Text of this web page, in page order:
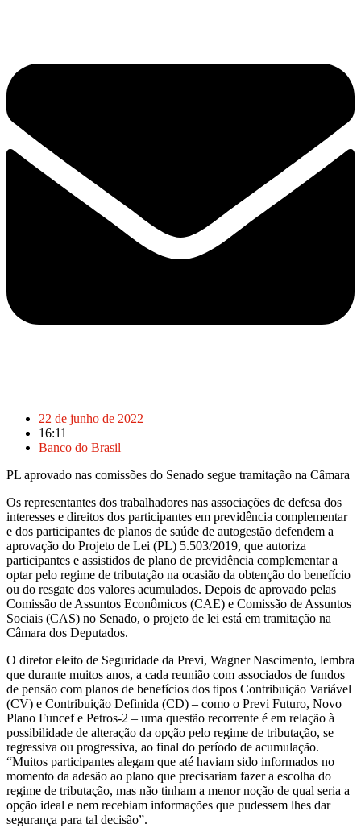
22 de junho de 2022
16:11
Banco do Brasil
PL aprovado nas comissões do Senado segue tramitação na Câmara
Os representantes dos trabalhadores nas associações de defesa dos
interesses e direitos dos participantes em previdência complementar
e dos participantes de planos de saúde de autogestão defendem a
aprovação do Projeto de Lei (PL) 5.503/2019, que autoriza
participantes e assistidos de plano de previdência complementar a
optar pelo regime de tributação na ocasião da obtenção do benefício
ou do resgate dos valores acumulados. Depois de aprovado pelas
Comissão de Assuntos Econômicos (CAE) e Comissão de Assuntos
Sociais (CAS) no Senado, o projeto de lei está em tramitação na
Câmara dos Deputados.
O diretor eleito de Seguridade da Previ, Wagner Nascimento, lembra
que durante muitos anos, a cada reunião com associados de fundos
de pensão com planos de benefícios dos tipos Contribuição Variável
(CV) e Contribuição Definida (CD) – como o Previ Futuro, Novo
Plano Funcef e Petros-2 – uma questão recorrente é em relação à
possibilidade de alteração da opção pelo regime de tributação, se
regressiva ou progressiva, ao final do período de acumulação.
“Muitos participantes alegam que até haviam sido informados no
momento da adesão ao plano que precisariam fazer a escolha do
regime de tributação, mas não tinham a menor noção de qual seria a
opção ideal e nem recebiam informações que pudessem lhes dar
segurança para tal decisão”.